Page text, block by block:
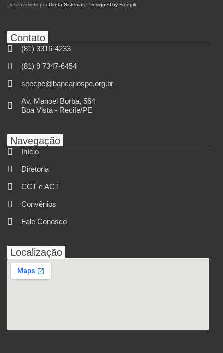
Desenvolvido por Direta Sistemas | Designed by Freepik
Contato
(81) 3316-4233
(81) 9 7347-6454
seecpe@bancariospe.org.br
Av. Manoel Borba, 564
Boa Vista - Recife/PE
Navegação
Início
Diretoria
CCT e ACT
Convênios
Fale Conosco
Localização